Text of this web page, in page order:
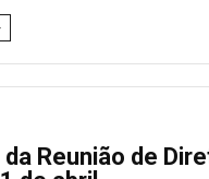
Reunião de